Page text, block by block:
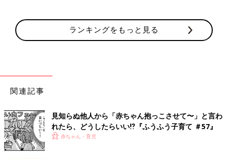
ランキングをもっと見る
関連記事
見知らぬ他人から「赤ちゃん抱っこさせて〜」と言わ
れたら、どうしたらいい⁉︎『ふうふう子育て ＃57』
赤ちゃん・育児